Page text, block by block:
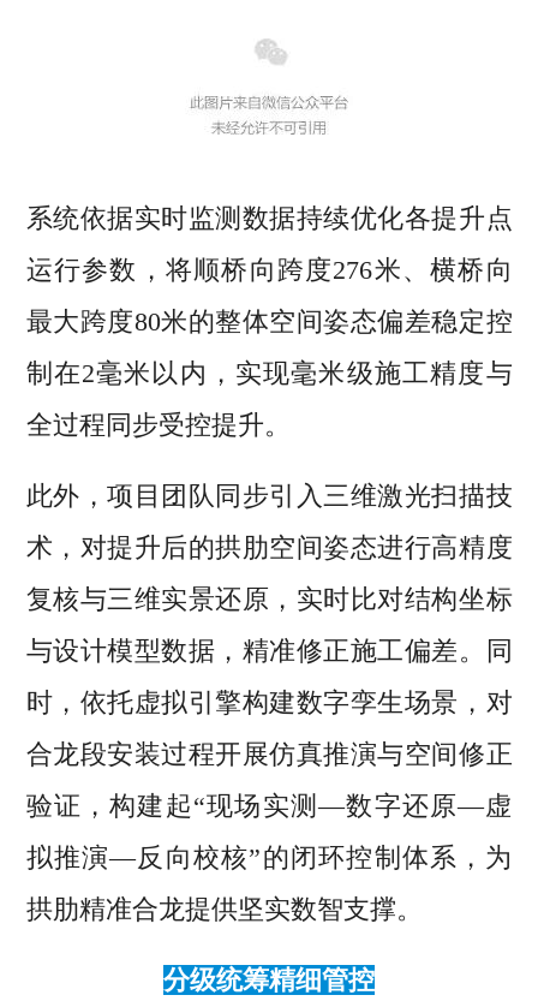
系统依据实时监测数据持续优化各提升点
运行参数，将顺桥向跨度276米、横桥向
最大跨度80米的整体空间姿态偏差稳定控
制在2毫米以内，实现毫米级施工精度与
全过程同步受控提升。
此外，项目团队同步引入三维激光扫描技
术，对提升后的拱肋空间姿态进行高精度
复核与三维实景还原，实时比对结构坐标
与设计模型数据，精准修正施工偏差。同
时，依托虚拟引擎构建数字孪生场景，对
合龙段安装过程开展仿真推演与空间修正
验证，构建起“现场实测—数字还原—虚
拟推演—反向校核”的闭环控制体系，为
拱肋精准合龙提供坚实数智支撑。
分级统筹精细管控